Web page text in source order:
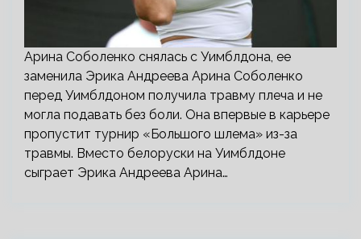
Арина Соболенко снялась с Уимблдона, ее
заменила Эрика Андреева Арина Соболенко
перед Уимблдоном получила травму плеча и не
могла подавать без боли. Она впервые в карьере
пропустит турнир «Большого шлема» из-за
травмы. Вместо белоруски на Уимблдоне
сыграет Эрика Андреева Арина…